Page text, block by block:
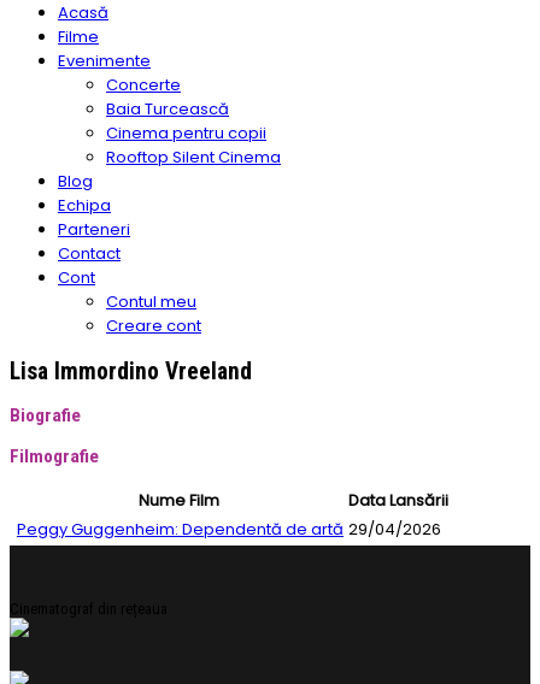
Acasă
Filme
Evenimente
Concerte
Baia Turcească
Cinema pentru copii
Rooftop Silent Cinema
Blog
Echipa
Parteneri
Contact
Cont
Contul meu
Creare cont
Lisa Immordino Vreeland
Biografie
Filmografie
Nume Film
Data Lansării
Peggy Guggenheim: Dependentă de artă 29/04/2026
Cinematograf din rețeaua